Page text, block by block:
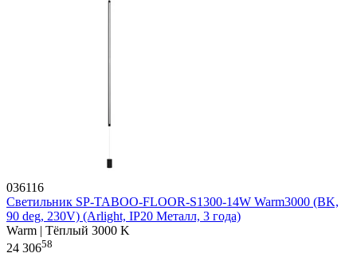
036116
Светильник SP-TABOO-FLOOR-S1300-14W Warm3000 (BK,
90 deg, 230V) (Arlight, IP20 Металл, 3 года)
Warm | Тёплый 3000 K
24 30658